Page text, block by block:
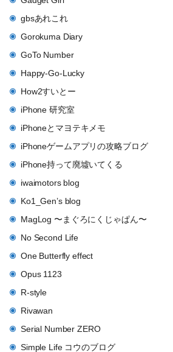
gbsあれこれ
Gorokuma Diary
GoTo Number
Happy-Go-Lucky
How2すいとー
iPhone 研究室
iPhoneとマヨテキメモ
iPhoneゲームアプリの攻略ブログ
iPhone持って廃墟いてくる
iwaimotors blog
Ko1_Gen’s blog
MagLog 〜まぐろにくじゃぱん〜
No Second Life
One Butterfly effect
Opus 1123
R-style
Rivawan
Serial Number ZERO
Simple Life コウのブログ